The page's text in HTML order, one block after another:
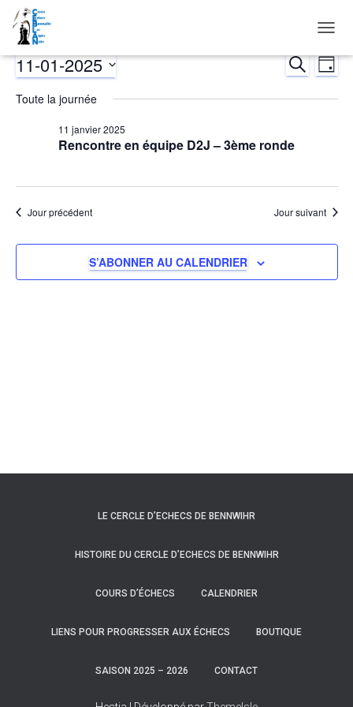
LA
Évènements
for
janvier
2025
et
vues
de
JOUR
11-01-2025
une
Toute la journée
Rencontre en équipe D2J – 3ème ronde
11 janvier 2025
Jour précédent Jour suivant
S’ABONNER AU CALENDRIER
LE CERCLE D’ECHECS DE BENNWIHR
HISTOIRE DU CERCLE D’ECHECS DE BENNWIHR
COURS D’ÉCHECS CALENDRIER
LIENS POUR PROGRESSER AUX ÉCHECS BOUTIQUE
SAISON 2025 – 2026 CONTACT